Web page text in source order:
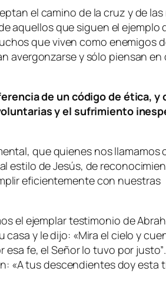
el camino de la cruz y de
aquellos que siguen el ejemplo
que viven como enemigos
avergonzarse y sólo piensan en
de un código de ética, y
y el sufrimiento
que quienes nos llamamos
estilo de Jesús, de
eficientemente con nuestras
el ejemplar testimonio de
casa y le dijo: «Mira el cielo y
esa fe, el Señor lo tuvo por justo”
«A tus descendientes doy esta